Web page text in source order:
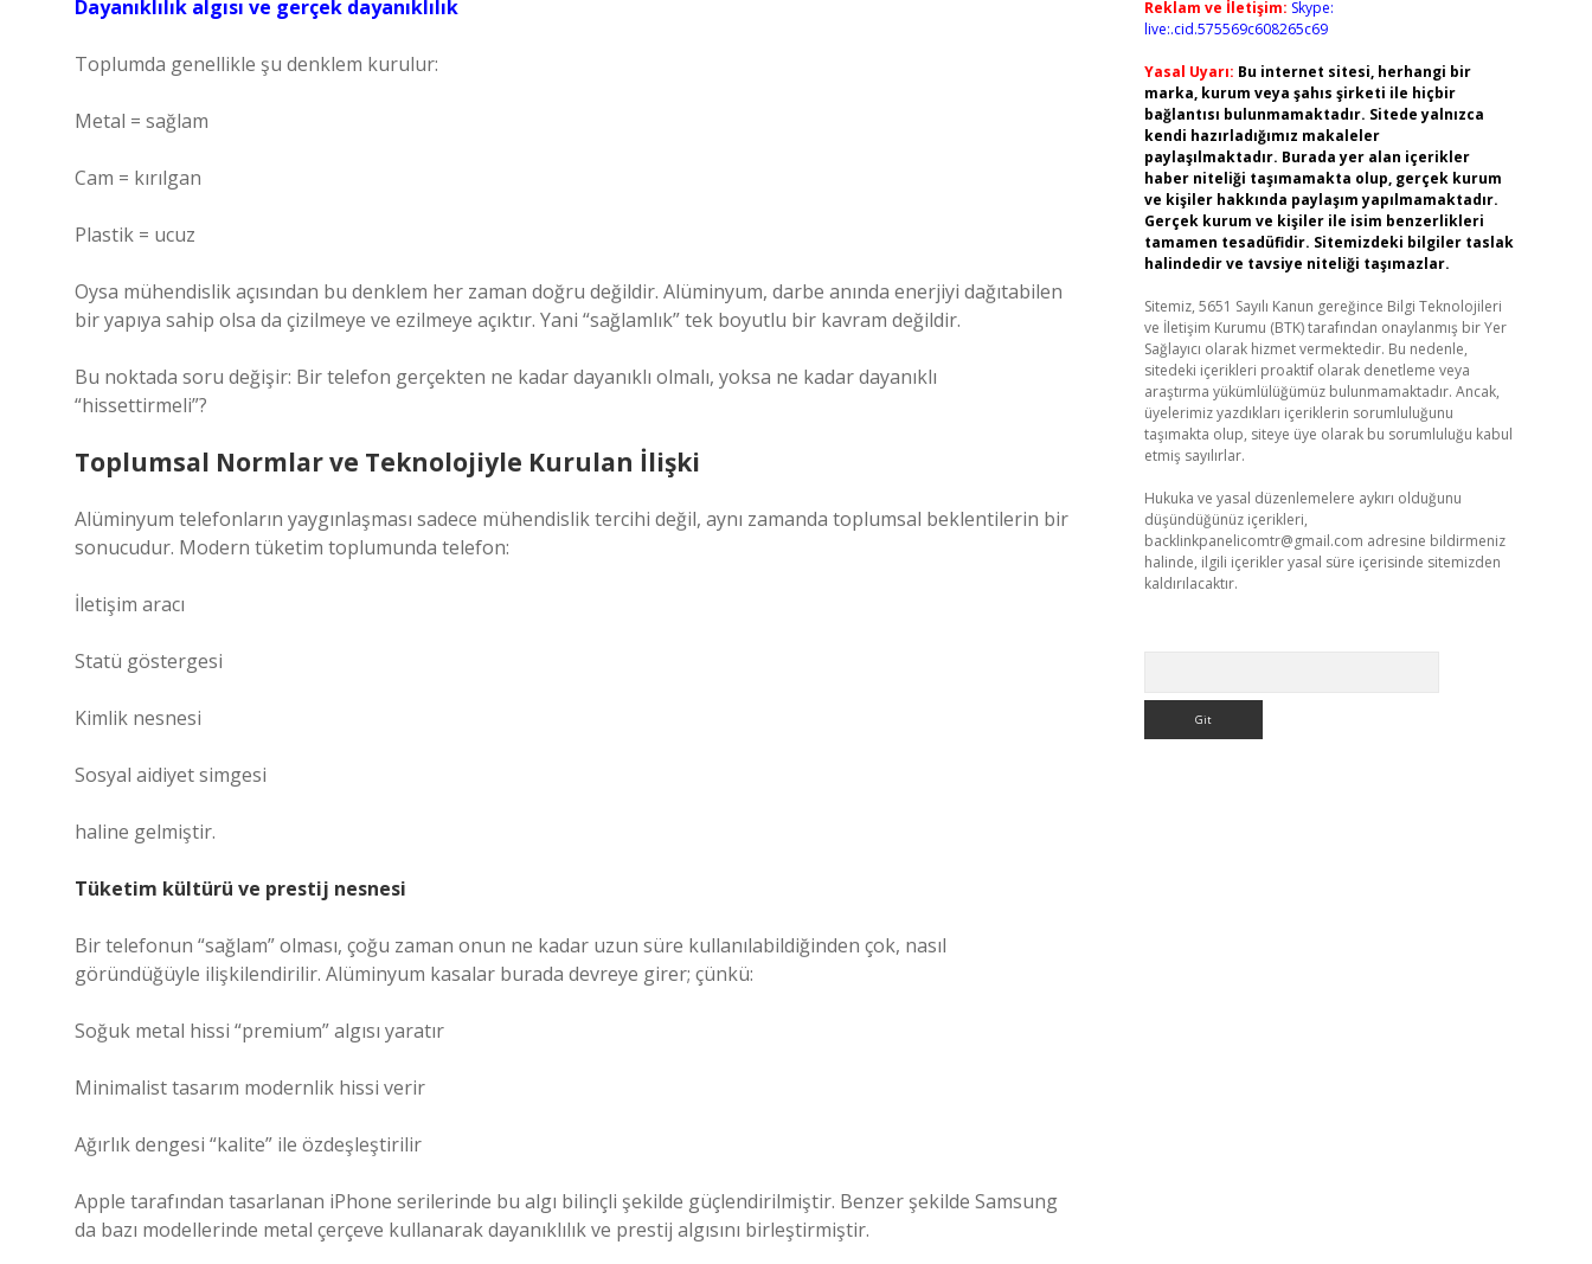
Dayanıklılık algısı ve gerçek dayanıklılık
Toplumda genellikle şu denklem kurulur:
Metal = sağlam
Cam = kırılgan
Plastik = ucuz
Oysa mühendislik açısından bu denklem her zaman doğru değildir. Alüminyum, darbe anında enerjiyi dağıtabilen
bir yapıya sahip olsa da çizilmeye ve ezilmeye açıktır. Yani “sağlamlık” tek boyutlu bir kavram değildir.
Bu noktada soru değişir: Bir telefon gerçekten ne kadar dayanıklı olmalı, yoksa ne kadar dayanıklı
“hissettirmeli”?
Toplumsal Normlar ve Teknolojiyle Kurulan İlişki
Alüminyum telefonların yaygınlaşması sadece mühendislik tercihi değil, aynı zamanda toplumsal beklentilerin bir
sonucudur. Modern tüketim toplumunda telefon:
İletişim aracı
Statü göstergesi
Kimlik nesnesi
Sosyal aidiyet simgesi
haline gelmiştir.
Tüketim kültürü ve prestij nesnesi
Bir telefonun “sağlam” olması, çoğu zaman onun ne kadar uzun süre kullanılabildiğinden çok, nasıl
göründüğüyle ilişkilendirilir. Alüminyum kasalar burada devreye girer; çünkü:
Soğuk metal hissi “premium” algısı yaratır
Minimalist tasarım modernlik hissi verir
Ağırlık dengesi “kalite” ile özdeşleştirilir
Apple tarafından tasarlanan iPhone serilerinde bu algı bilinçli şekilde güçlendirilmiştir. Benzer şekilde Samsung
da bazı modellerinde metal çerçeve kullanarak dayanıklılık ve prestij algısını birleştirmiştir.
Reklam ve İletişim: Skype:
live:.cid.575569c608265c69
Yasal Uyarı: Bu internet sitesi, herhangi bir
marka, kurum veya şahıs şirketi ile hiçbir
bağlantısı bulunmamaktadır. Sitede yalnızca
kendi hazırladığımız makaleler
paylaşılmaktadır. Burada yer alan içerikler
haber niteliği taşımamakta olup, gerçek kurum
ve kişiler hakkında paylaşım yapılmamaktadır.
Gerçek kurum ve kişiler ile isim benzerlikleri
tamamen tesadüfidir. Sitemizdeki bilgiler taslak
halindedir ve tavsiye niteliği taşımazlar.
Sitemiz, 5651 Sayılı Kanun gereğince Bilgi Teknolojileri
ve İletişim Kurumu (BTK) tarafından onaylanmış bir Yer
Sağlayıcı olarak hizmet vermektedir. Bu nedenle,
sitedeki içerikleri proaktif olarak denetleme veya
araştırma yükümlülüğümüz bulunmamaktadır. Ancak,
üyelerimiz yazdıkları içeriklerin sorumluluğunu
taşımakta olup, siteye üye olarak bu sorumluluğu kabul
etmiş sayılırlar.
Hukuka ve yasal düzenlemelere aykırı olduğunu
düşündüğünüz içerikleri,
backlinkpanelicomtr@gmail.com adresine bildirmeniz
halinde, ilgili içerikler yasal süre içerisinde sitemizden
kaldırılacaktır.